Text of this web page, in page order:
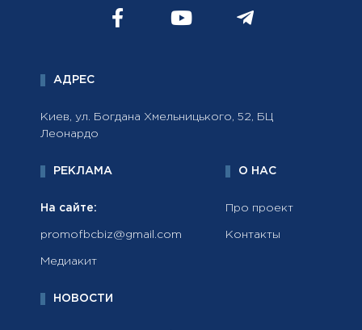
АДРЕС
Киев, ул. Богдана Хмельницького, 52, БЦ
Леонардо
РЕКЛАМА
На сайте:
promofbcbiz@gmail.com
Медиакит
О НАС
Про проект
Контакты
НОВОСТИ